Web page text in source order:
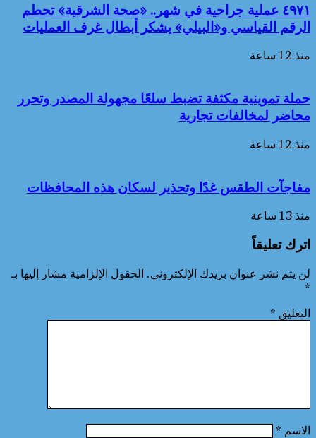
٤٩٧١ عملية جراحية في شهر.. «صحة الشرقية» تحطم
الرقم القياسي و«البيلي» يشكر أبطال غرف العمليات
منذ 12 ساعة
حملة تموينية مكثفة تضبط سلعًا مجهولة المصدر وتحرر
محاضر لمخالفات تجارية
منذ 12 ساعة
مفاجآت الطقس غدًا وتحذير لسكان هذه المحافظات
منذ 13 ساعة
اترك تعليقاً
لن يتم نشر عنوان بريدك الإلكتروني. الحقول الإلزامية مشار إليها بـ
*
التعليق *
الاسم *